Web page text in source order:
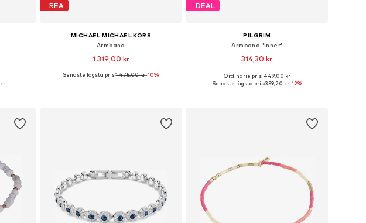
REA
MICHAEL MICHAEL KORS
Armband
1 319,00 kr
Tillgängliga storlekar: One Size
Senaste lägsta pris:1 475,00 kr-10%
DEAL
PILGRIM
Armband 'Inner'
314,30 kr
Tillgängliga storlekar: One Size
Ordinarie pris: 449,00 kr
Senaste lägsta pris:359,20 kr-12%